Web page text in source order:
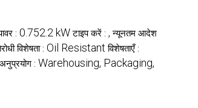
: 0.752.2 kW टाइप करें : , न्यूनतम आदेश
विशेषता : Oil Resistant विशेषताएँ :
: Warehousing, Packaging,